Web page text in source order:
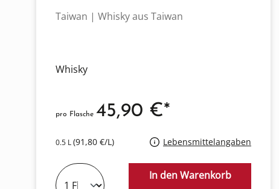
Taiwan | Whisky aus Taiwan
Whisky
0.5 L(91,80 €/L) Lebensmittelangaben
pro Flasche 45,90 €*
In den Warenkorb